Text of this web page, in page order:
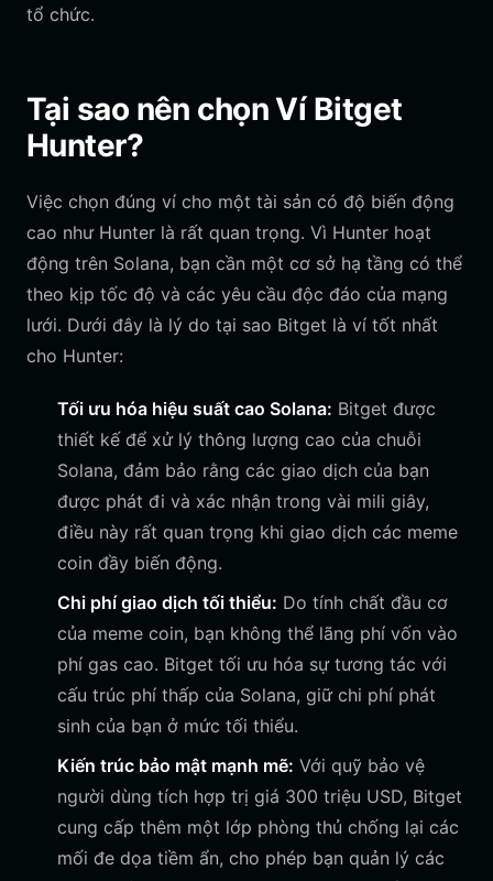
tổ chức.
Tại sao nên chọn Ví Bitget
Hunter?
Việc chọn đúng ví cho một tài sản có độ biến động
cao như Hunter là rất quan trọng. Vì Hunter hoạt
động trên Solana, bạn cần một cơ sở hạ tầng có thể
theo kịp tốc độ và các yêu cầu độc đáo của mạng
lưới. Dưới đây là lý do tại sao Bitget là ví tốt nhất
cho Hunter:
Tối ưu hóa hiệu suất cao Solana: Bitget được
thiết kế để xử lý thông lượng cao của chuỗi
Solana, đảm bảo rằng các giao dịch của bạn
được phát đi và xác nhận trong vài mili giây,
điều này rất quan trọng khi giao dịch các meme
coin đầy biến động.
Chi phí giao dịch tối thiểu: Do tính chất đầu cơ
của meme coin, bạn không thể lãng phí vốn vào
phí gas cao. Bitget tối ưu hóa sự tương tác với
cấu trúc phí thấp của Solana, giữ chi phí phát
sinh của bạn ở mức tối thiểu.
Kiến trúc bảo mật mạnh mẽ: Với quỹ bảo vệ
người dùng tích hợp trị giá 300 triệu USD, Bitget
cung cấp thêm một lớp phòng thủ chống lại các
mối đe dọa tiềm ẩn, cho phép bạn quản lý các